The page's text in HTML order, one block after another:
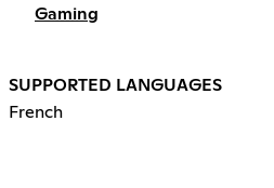
Gaming
SUPPORTED LANGUAGES
French